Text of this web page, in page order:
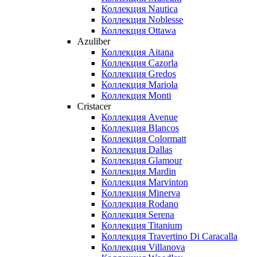
Коллекция Nautica
Коллекция Noblesse
Коллекция Ottawa
Azuliber
Коллекция Aitana
Коллекция Cazorla
Коллекция Gredos
Коллекция Mariola
Коллекция Monti
Cristacer
Коллекция Avenue
Коллекция Blancos
Коллекция Colormatt
Коллекция Dallas
Коллекция Glamour
Коллекция Mardin
Коллекция Marvinton
Коллекция Minerva
Коллекция Rodano
Коллекция Serena
Коллекция Titanium
Коллекция Travertino Di Caracalla
Коллекция Villanova